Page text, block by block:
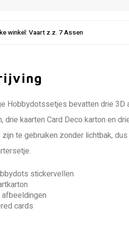
winkel: Vaart z.z. 7 Assen
Hobbydotssetjes bevatten drie
drie kaarten Card Deco karton en
te gebruiken zonder lichtbak,
stickervellen
cards